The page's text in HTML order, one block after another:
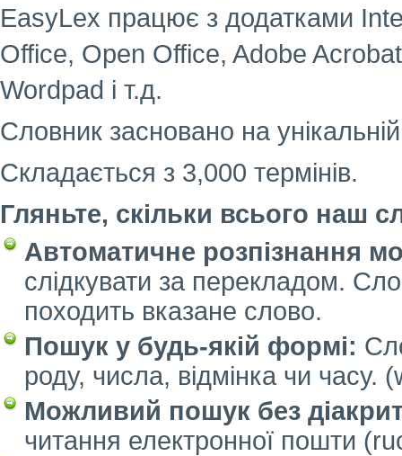
EasyLex працює з додатками
Office, Open Office, Adobe
Wordpad і т.д.
Словник засновано на
Складається з 3,000 термінів.
Гляньте, скільки всього наш
Автоматичне розпізнання
слідкувати за перекладом.
походить вказане слово.
Пошук у будь-якій формі:
роду, числа, відмінка чи часу.
Можливий пошук без
читання електронної пошти